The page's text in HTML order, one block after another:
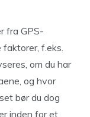
fra GPS-
f.eks.
om du har
og hvor
bør du dog
inden for et